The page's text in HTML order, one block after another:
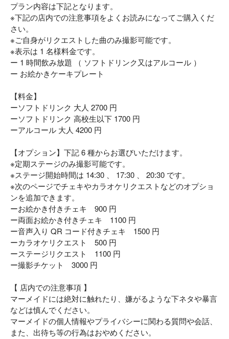
プラン内容は下記となります。
※下記の店内での注意事項をよくお読みになってご購入くだ
さい。
※ご自身がリクエストした曲のみ撮影可能です。
※表示は 1 名様料金です。
ー 1 時間飲み放題 （ ソフトドリンク又はアルコール ）
ー お絵かきケーキプレート
【料金】
ーソフトドリンク 大人 2700 円
ーソフトドリンク 高校生以下 1700 円
ーアルコール 大人 4200 円
【オプション】下記 6 種からお選びいただけます。
※定期ステージのみ撮影可能です。
※ステージ開始時間は 14:30 、 17:30 、 20:30 です。
※次のページでチェキやカラオケリクエストなどのオプショ
ンを追加できます。
ーお絵かき付きチェキ 900 円
ー両面お絵かき付きチェキ 1100 円
ー音声入り QR コード付きチェキ 1500 円
ーカラオケリクエスト 500 円
ーステージリクエスト 1100 円
ー撮影チケット 3000 円
【 店内での注意事項 】
マーメイドには絶対に触れたり、嫌がるような下ネタや暴言
などは慎んでください。
マーメイドの個人情報やプライバシーに関わる質問や会話、
また、出待ち等の行為はおやめください。